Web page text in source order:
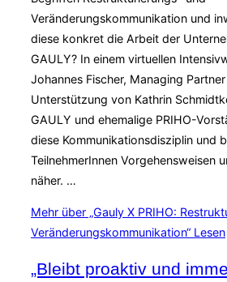
Veränderungskommunikation und
diese konkret die Arbeit der
GAULY? In einem virtuellen
Johannes Fischer, Managing
Unterstützung von Kathrin
GAULY und ehemalige PRIHO-
diese Kommunikationsdisziplin und
TeilnehmerInnen Vorgehensweisen
näher. …
Mehr über „Gauly X PRIHO:
Veränderungskommunikation“ Lesen
„Bleibt proaktiv und